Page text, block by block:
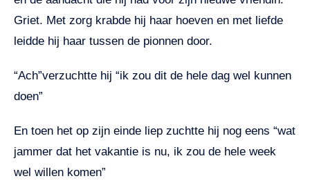
Griet. Met zorg krabde hij haar hoeven en met liefde
leidde hij haar tussen de pionnen door.
“Ach”verzuchtte hij “ik zou dit de hele dag wel kunnen
doen”
En toen het op zijn einde liep zuchtte hij nog eens “wat
jammer dat het vakantie is nu, ik zou de hele week
wel willen komen”